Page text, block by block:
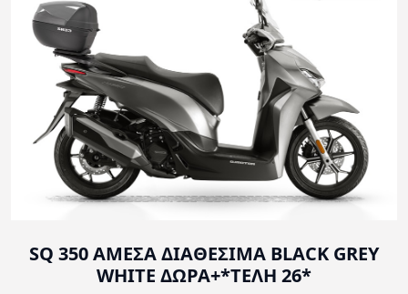
SQ 350 ΑΜΕΣΑ ΔΙΑΘΕΣΙΜΑ BLACK GREY
WHITE ΔΩΡΑ+*ΤΕΛΗ 26*